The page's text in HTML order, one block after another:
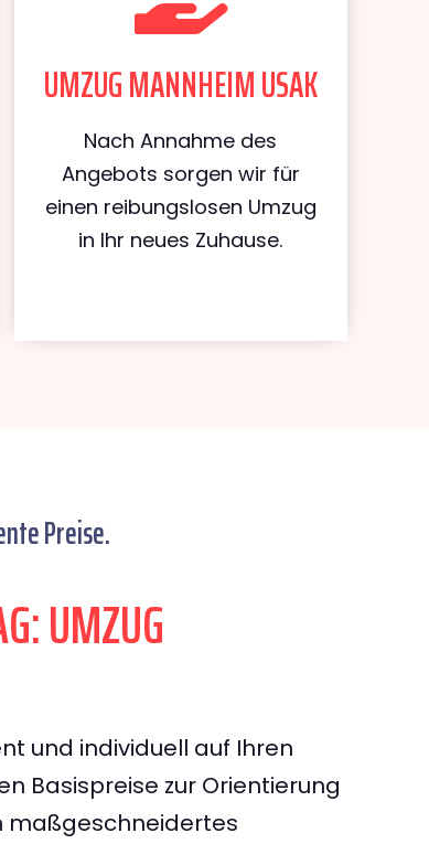
UMZUG MANNHEIM USAK
Nach Annahme des
Angebots sorgen wir für
einen reibungslosen Umzug
in Ihr neues Zuhause.
Preise.
UMZUG
und individuell auf Ihren
Basispreise zur Orientierung
maßgeschneidertes